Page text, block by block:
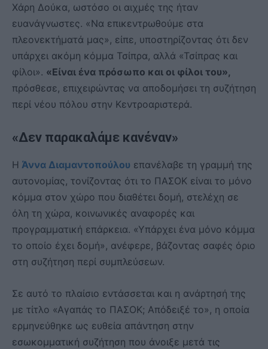
Χάρη Δούκα, ωστόσο οι αιχμές της ήταν
ευανάγνωστες. «Να επικεντρωθούμε στα
πλεονεκτήματά μας», είπε, υποστηρίζοντας ότι δεν
υπάρχει ακόμη κόμμα Τσίπρα, αλλά «Τσίπρας και
φίλοι». «Είναι ένα πρόσωπο και οι φίλοι του»,
πρόσθεσε, επιχειρώντας να αποδομήσει τη συζήτηση
περί νέου πόλου στην Κεντροαριστερά.
«Δεν παρακαλάμε κανέναν»
Η Άννα Διαμαντοπούλου επανέλαβε τη γραμμή της
αυτονομίας, τονίζοντας ότι το ΠΑΣΟΚ είναι το μόνο
κόμμα στον χώρο που διαθέτει δομή, στελέχη σε
όλη τη χώρα, κοινωνικές αναφορές και
προγραμματική επάρκεια. «Υπάρχει ένα μόνο κόμμα
το οποίο έχει δομή», ανέφερε, βάζοντας σαφές όριο
στη συζήτηση περί συμπλεύσεων.
Σε αυτό το πλαίσιο εντάσσεται και η ανάρτησή της
με τίτλο «Αγαπάς το ΠΑΣΟΚ; Απόδειξέ το», η οποία
ερμηνεύθηκε ως ευθεία απάντηση στην
εσωκομματική συζήτηση που άνοιξε μετά τις